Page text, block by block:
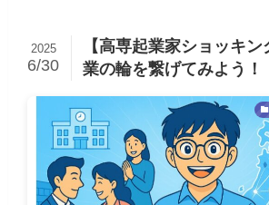
【高専起業家ショッキ
業の輪を繋げてみよう！
2025
6/30